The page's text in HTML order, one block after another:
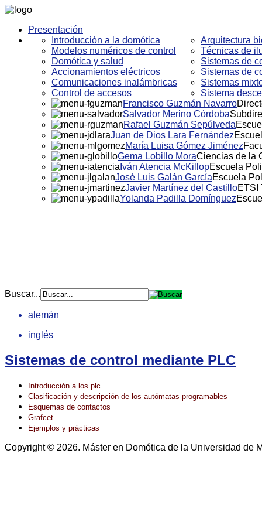
Presentación
Introducción a la domótica
Modelos numéricos de control
Domótica y salud
Accionamientos eléctricos
Comunicaciones inalámbricas
Control de accesos
Arquitectura
Técnicas de
Sistemas de
Sistemas de
Sistemas
Sistema
Francisco Guzmán Navarro
Salvador Merino Córdoba
Rafael Guzmán Sepúlveda
Juan de Dios Lara Fernández
María Luisa Gómez Jiménez
Gema Lobillo MoraCiencias de la
Iván Atencia McKillopEscuela
José Luis Galán GarcíaEscuela
Javier Martínez del CastilloETSI
Yolanda Padilla Domínguez
Buscar...
alemán
inglés
Sistemas de control mediante PLC
Introducción a los plc
Clasificación y descripción de los autómatas programables
Esquemas de contactos
Grafcet
Ejemplos y prácticas
Copyright © 2026. Máster en Domótica de la Universidad de